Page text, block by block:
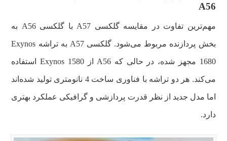
A56
مهم‌ترین تفاوت در مقایسه گلکسی A57 با گلکسی A56 به
بخش پردازنده مربوط می‌شود. گلکسی A57 به تراشه Exynos
1680 مجهز شده، در حالی که A56 از Exynos 1580 استفاده
می‌کند. هر دو تراشه با فناوری ساخت 4 نانومتری تولید شده‌اند
اما مدل جدید از نظر قدرت پردازشی و گرافیکی عملکرد بهتری
دارد.